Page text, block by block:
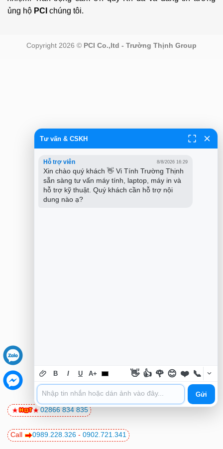
ủng hộ PCI chúng tôi.
Call 0989.228.326 - 0902.721.341
02866 834 835
Copyright 2026 © PCI Co.,ltd - Trường Thịnh Group
Tư vấn & CSKH
Hỗ trợ viên 8/8/2026 16:29
Xin chào quý khách 👋 Vi Tính Trường Thịnh
sẵn sàng tư vấn máy tính, laptop, máy in và
hỗ trợ kỹ thuật. Quý khách cần hỗ trợ nội
dung nào ạ?
B I U A+ 👋 👍 🌹 😊 ❤️ 📞
Gửi